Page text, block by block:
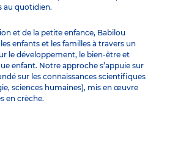
au quotidien.
et de la petite enfance, Babilou
enfants et les familles à travers un
le développement, le bien-être et
enfant. Notre approche s’appuie sur
sur les connaissances scientifiques
sciences humaines), mis en œuvre
en crèche.